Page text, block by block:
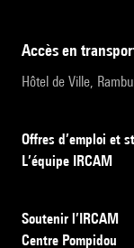
accès en
Hôtel de Ville,
Offres d’emploi et
L’équipe IRCAM
Soutenir l’IRCAM
Centre Pompidou